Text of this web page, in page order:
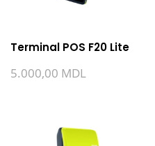
Terminal POS F20 Lite
5.000,00 MDL